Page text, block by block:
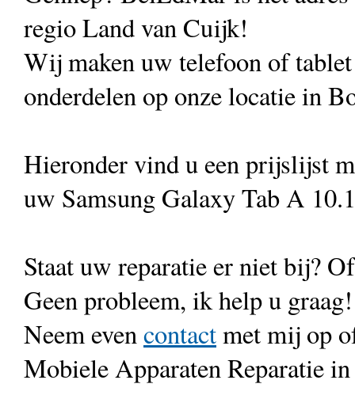
regio Land van Cuijk!
Wij maken uw telefoon of
onderdelen op onze locatie in
Hieronder vind u een prijslijst
uw Samsung Galaxy Tab A
Staat uw reparatie er niet bij?
Geen probleem, ik help u graag!
Neem evencontactmet mij op
Mobiele Apparaten Reparatie